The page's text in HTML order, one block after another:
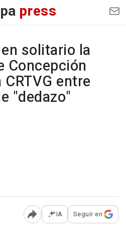
press
solitario la
Concepción
entre
"dedazo"
Abrir opciones para
IA Seguir en